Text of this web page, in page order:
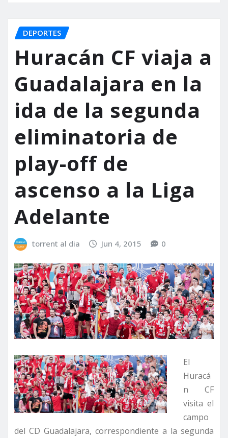
DEPORTES
Huracán CF viaja a
Guadalajara en la
ida de la segunda
eliminatoria de
play-off de
ascenso a la Liga
Adelante
torrent al dia Jun 4, 2015 0
El
Huracá
n CF
visita el
campo
del CD Guadalajara, correspondiente a la segunda